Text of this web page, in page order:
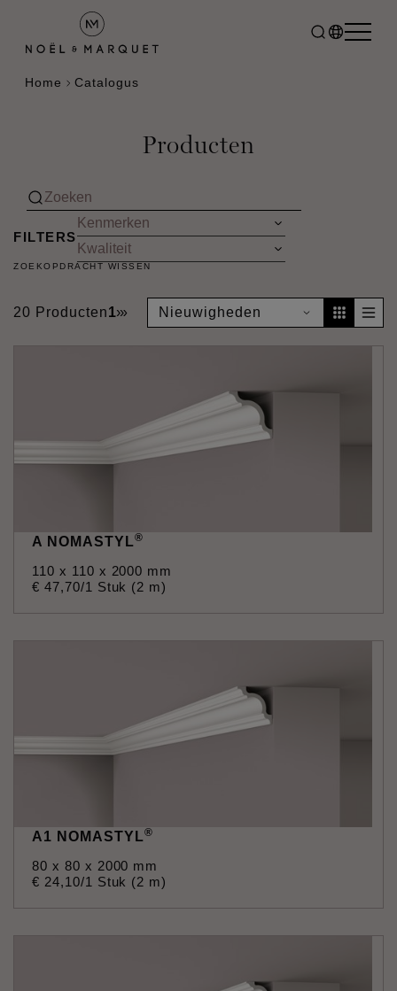
Home Catalogus
Producten
FILTERS
ZOEKOPDRACHT WISSEN
20 Producten1›»
A NOMASTYL®
110 x 110 x 2000 mm
€ 47,70/1 Stuk (2 m)
A1 NOMASTYL®
80 x 80 x 2000 mm
€ 24,10/1 Stuk (2 m)